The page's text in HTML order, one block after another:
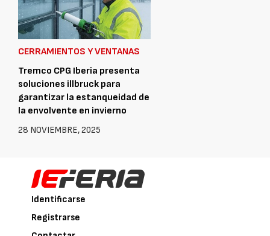
CERRAMIENTOS Y VENTANAS
Tremco CPG Iberia presenta
soluciones illbruck para
garantizar la estanqueidad de
la envolvente en invierno
28 NOVIEMBRE, 2025
Identificarse
Registrarse